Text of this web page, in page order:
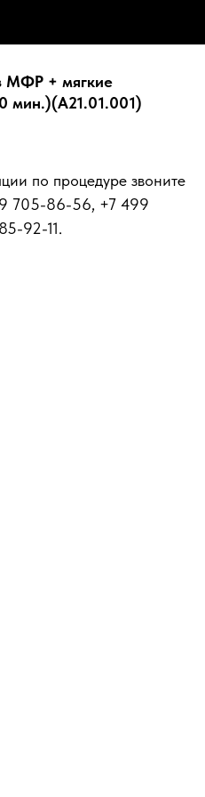
МФР + мягкие
мин.)(А21.01.001)
по процедуре звоните
705-86-56, +7 499
92-11.